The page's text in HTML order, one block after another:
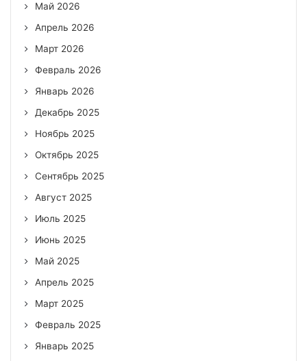
Май 2026
Апрель 2026
Март 2026
Февраль 2026
Январь 2026
Декабрь 2025
Ноябрь 2025
Октябрь 2025
Сентябрь 2025
Август 2025
Июль 2025
Июнь 2025
Май 2025
Апрель 2025
Март 2025
Февраль 2025
Январь 2025